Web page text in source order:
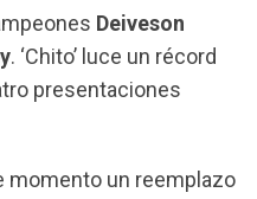
Deiveson
. ‘Chito’ luce un récord
presentaciones
momento un reemplazo